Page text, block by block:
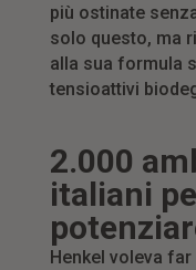
più ostinate
solo questo, ma
alla sua formula
tensioattivi
2.000
italiani
Henkel voleva